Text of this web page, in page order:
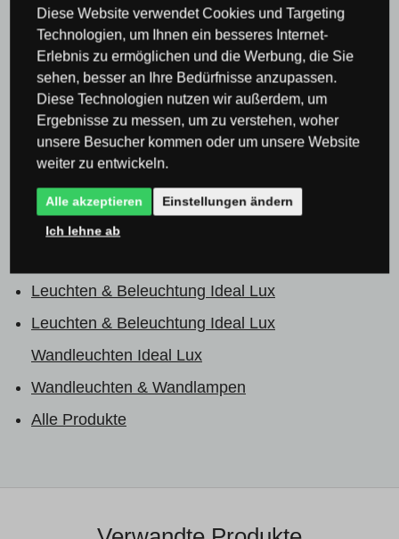
Deckenleuchten & Beleuchtung für die Küche
Wandleuchten für Küche
LED Beleuchtung & Leuchten
LED Beleuchtung & Leuchten
LED Beleuchtung
für die Küche
LED Beleuchtung & Leuchten
LED Leuchten &
Beleuchtung für Wohnzimmer
Leuchten & Beleuchtung Ideal Lux
Leuchten & Beleuchtung Ideal Lux
Wandleuchten Ideal Lux
Wandleuchten & Wandlampen
Alle Produkte
Diese Website verwendet Cookies und Targeting
Technologien, um Ihnen ein besseres Internet-
Erlebnis zu ermöglichen und die Werbung, die Sie
sehen, besser an Ihre Bedürfnisse anzupassen.
Diese Technologien nutzen wir außerdem, um
Ergebnisse zu messen, um zu verstehen, woher
unsere Besucher kommen oder um unsere Website
weiter zu entwickeln.
Alle akzeptieren Einstellungen ändern
Ich lehne ab